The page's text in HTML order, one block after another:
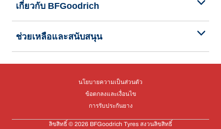
เกี่ยวกับ BFGoodrich
ช่วยเหลือและสนับสนุน
นโยบายความเป็นส่วนตัว
ข้อตกลงและเงื่อนไข
การรับประกันยาง
ลิขสิทธิ์ © 2026 BFGoodrich Tyres สงวนลิขสิทธิ์